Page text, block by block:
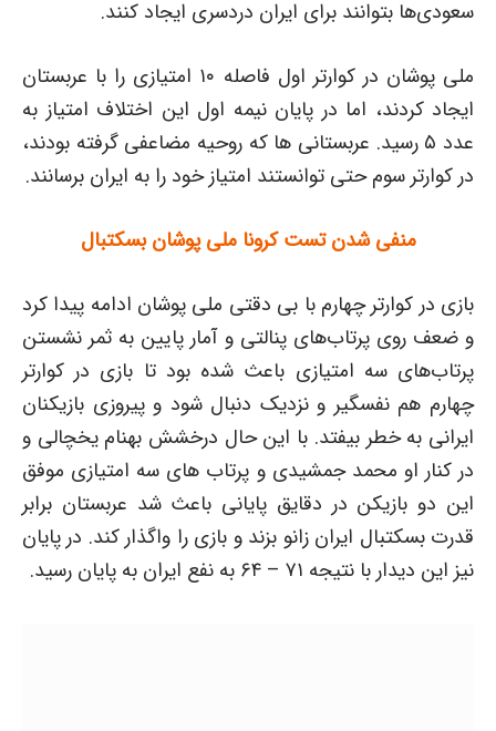
سعودی‌ها بتوانند برای ایران دردسری ایجاد کنند.
ملی پوشان در کوارتر اول فاصله ۱۰ امتیازی را با عربستان
ایجاد کردند، اما در پایان نیمه اول این اختلاف امتیاز به
عدد ۵ رسید. عربستانی ها که روحیه مضاعفی گرفته بودند،
در کوارتر سوم حتی توانستند امتیاز خود را به ایران برسانند.
منفی شدن تست کرونا ملی پوشان بسکتبال
بازی در کوارتر چهارم با بی دقتی ملی پوشان ادامه پیدا کرد
و ضعف روی پرتاب‌های پنالتی و آمار پایین به ثمر نشستن
پرتاب‌های سه امتیازی باعث شده بود تا بازی در کوارتر
چهارم هم نفسگیر و نزدیک دنبال شود و پیروزی بازیکنان
ایرانی به خطر بیفتد. با این حال درخشش بهنام یخچالی و
در کنار او محمد جمشیدی و پرتاب های سه امتیازی موفق
این دو بازیکن در دقایق پایانی باعث شد عربستان برابر
قدرت بسکتبال ایران زانو بزند و بازی را واگذار کند. در پایان
نیز این دیدار با نتیجه ۷۱ – ۶۴ به نفع ایران به پایان رسید.